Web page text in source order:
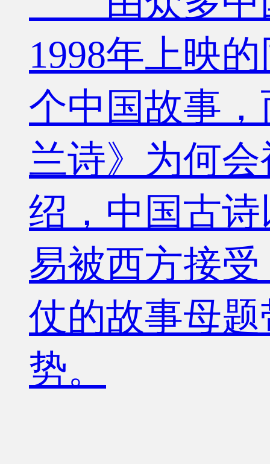
1998年上映
个中国故事
兰诗》为何
绍，中国古
易被西方接
仗的故事母
势。